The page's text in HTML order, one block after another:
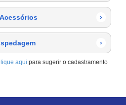
›
›
aqui para sugerir o cadastramento